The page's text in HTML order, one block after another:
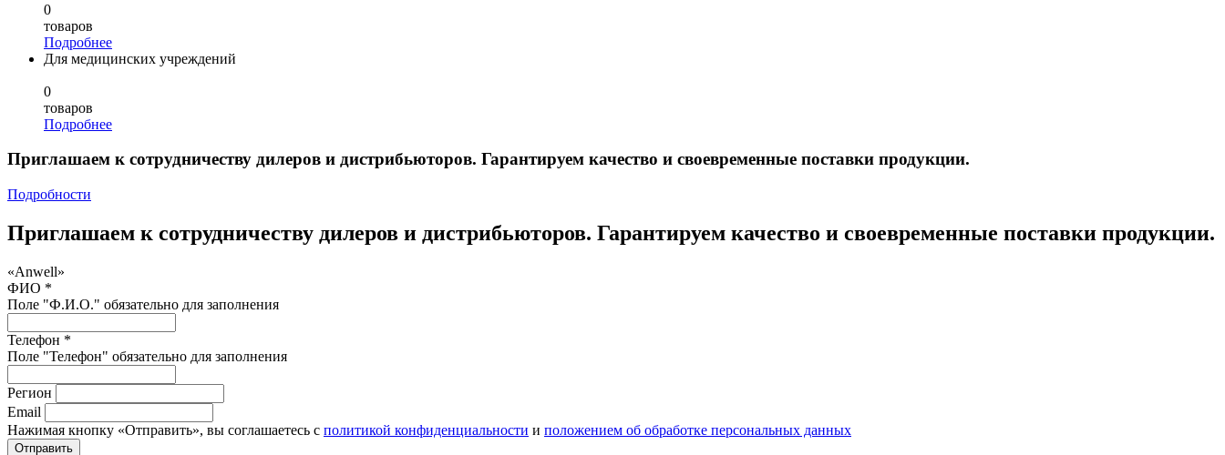
0
товаров
Подробнее
Для медицинских учреждений
0
товаров
Подробнее
Приглашаем к сотрудничеству дилеров и дистрибьюторов. Гарантируем качество и своевременные поставки продукции.
Подробности
Приглашаем к сотрудничеству дилеров и дистрибьюторов. Гарантируем качество и своевременные поставки продукции.
«Anwell»
ФИО *
Поле "Ф.И.О." обязательно для заполнения
Телефон *
Поле "Телефон" обязательно для заполнения
Регион
Email
Нажимая кнопку «Отправить», вы соглашаетесь с политикой конфиденциальности и положением об обработке персональных данных
Отправить